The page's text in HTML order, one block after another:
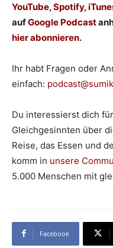
YouTube,Spotify,
aufGoogle Podcast
hier abonnieren.
Ihr habt Fragen oder
einfach:
Du interessierst dich
Gleichgesinnten über
Reise, das Essen und
komm in unsere
5.000 Menschen mit
Facebook